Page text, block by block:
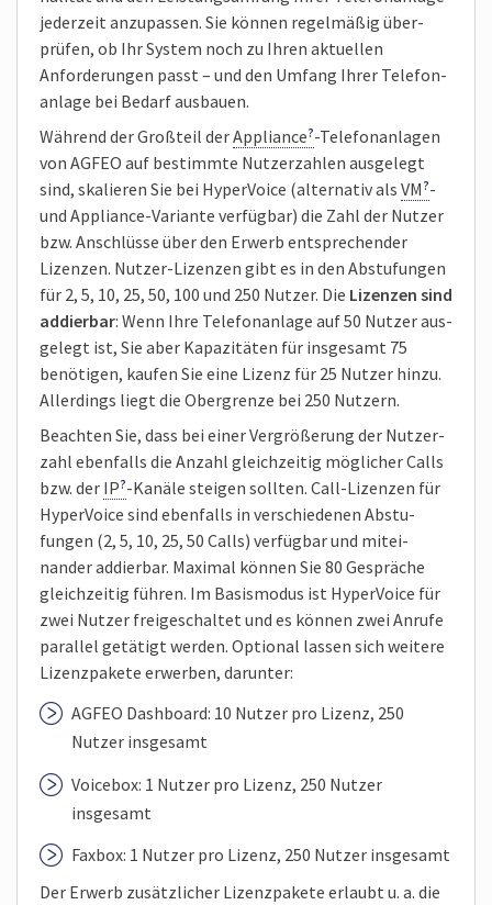
jeder­zeit anzupassen. Sie können regel­mäßig über­
prüfen, ob Ihr System noch zu Ihren aktuel­len
Anforder­ungen passt – und den Umfang Ihrer Telefon­
anlage bei Bedarf ausbauen.
Während der Groß­teil derAppliance -Telefon­anlagen
von AGFEO auf bestimmte Nutzer­zahlen ausgelegt
sind, skalieren Sie bei Hyper­Voice (alternativ als VM -
und Appliance-Variante verfüg­bar) die Zahl der Nutzer
bzw. Anschlüsse über den Erwerb ent­sprechender
Lizenzen. Nutzer-Lizenzen gibt es in den Abstu­fungen
für 2, 5, 10, 25, 50, 100 und 250 Nutzer. Die Lizenzen sind
addier­bar: Wenn Ihre Telefon­anlage auf 50 Nutzer aus­
gelegt ist, Sie aber Kapazi­täten für insgesamt 75
benö­tigen, kaufen Sie eine Lizenz für 25 Nutzer hinzu.
Aller­dings liegt die Ober­grenze bei 250 Nutzern.
Beachten Sie, dass bei einer Vergrößerung der Nutzer­
zahl eben­falls die Anzahl gleich­zeitig mög­licher Calls
bzw. der IP -Kanäle steigen sollten. Call-Lizenzen für
Hyper­Voice sind eben­falls in verschie­denen Abstu­
fungen (2, 5, 10, 25, 50 Calls) verfügbar und mitei­
nander addier­bar. Maximal können Sie 80 Gespräche
gleich­zeitig führen. Im Basis­modus ist Hyper­Voice für
zwei Nutzer frei­geschaltet und es können zwei Anrufe
paral­lel getätigt werden. Optional lassen sich weitere
Lizenz­pakete erwerben, darunter:
AGFEO Dash­board: 10 Nutzer pro Lizenz, 250
Nutzer insgesamt
Voice­box: 1 Nutzer pro Lizenz, 250 Nutzer
insgesamt
Faxbox: 1 Nutzer pro Lizenz, 250 Nutzer insgesamt
Der Erwerb zusätzlicher Lizenz­pakete erlaubt u. a. die